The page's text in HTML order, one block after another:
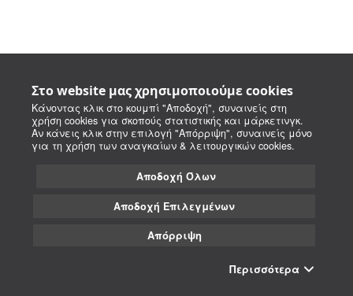
Στο website μας χρησιμοποιούμε cookies
Κάνοντας κλικ στο κουμπί "Αποδοχή", συναινείς στη
χρήση cookies για σκοπούς στατιστικής και μάρκετινγκ.
Αν κάνεις κλικ στην επιλογή "Απόρριψη", συναινείς μόνο
για τη χρήση των αναγκαίων & λειτουργικών cookies.
Αποδοχή Όλων
Αποδοχή Επιλεγμένων
Απόρριψη
Περισσότερα